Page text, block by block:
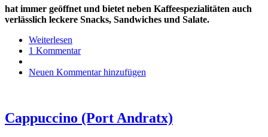
hat immer geöffnet und bietet neben Kaffeespezialitäten auch
verlässlich leckere Snacks, Sandwiches und Salate.
Weiterlesen
Cappuccino
1 Kommentar
Neuen Kommentar hinzufügen
Cappuccino (Port Andratx)